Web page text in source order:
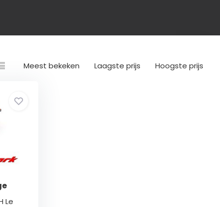
Meest bekeken Laagste prijs Hoogste prijs
Le